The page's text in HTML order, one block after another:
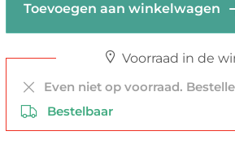
Toevoegen aan winkelwagen
Voorraad in de
Even niet op voorraad.
Bestelbaar